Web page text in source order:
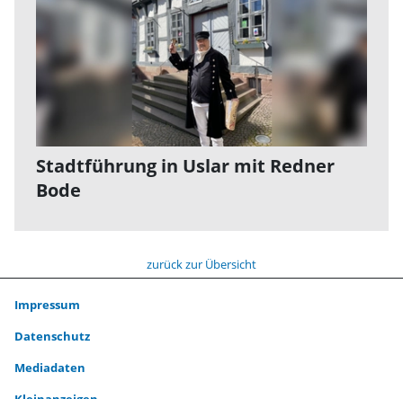
Stadtführung in Uslar mit Redner
Bode
zurück zur Übersicht
Impressum
Datenschutz
Mediadaten